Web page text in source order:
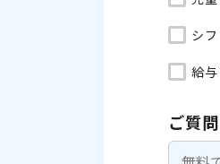
シ
給
ご質